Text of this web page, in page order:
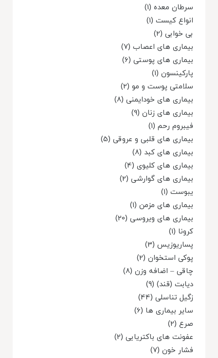
سرطان معده (1)
انواع کیست (1)
بی خوابی (2)
بیماری های اعصاب (7)
بیماری های پوستی (6)
پارکینسون (1)
سلامتی پوست و مو (2)
بیماری های خودایمنی (8)
بیماری های زنان (9)
فیبروم رحم (1)
بیماری های قلبی و عروقی (5)
بیماری های کبد (8)
بیماری های کلیوی (4)
بیماری های گوارشی (2)
یبوست (1)
بیماری های مزمن (1)
بیماری های ویروسی (20)
کرونا (1)
پساریوزیس (3)
پوکی استخوان (2)
چاقی – اضافه وزن (8)
دیابت (قند) (9)
زگیل تناسلی (44)
سایر بیماری ها (6)
صرع (2)
عفونت های باکتریایی (2)
فشار خون (7)